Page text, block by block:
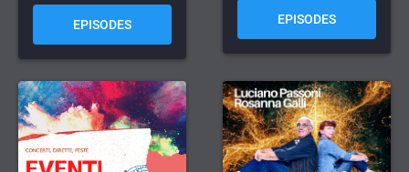
EPISODES EPISODES